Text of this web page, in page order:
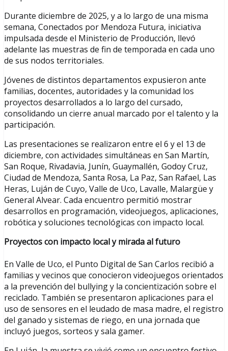
Durante diciembre de 2025, y a lo largo de una misma
semana, Conectados por Mendoza Futura, iniciativa
impulsada desde el Ministerio de Producción, llevó
adelante las muestras de fin de temporada en cada uno
de sus nodos territoriales.
Jóvenes de distintos departamentos expusieron ante
familias, docentes, autoridades y la comunidad los
proyectos desarrollados a lo largo del cursado,
consolidando un cierre anual marcado por el talento y la
participación.
Las presentaciones se realizaron entre el 6 y el 13 de
diciembre, con actividades simultáneas en San Martín,
San Roque, Rivadavia, Junín, Guaymallén, Godoy Cruz,
Ciudad de Mendoza, Santa Rosa, La Paz, San Rafael, Las
Heras, Luján de Cuyo, Valle de Uco, Lavalle, Malargüe y
General Alvear. Cada encuentro permitió mostrar
desarrollos en programación, videojuegos, aplicaciones,
robótica y soluciones tecnológicas con impacto local.
Proyectos con impacto local y mirada al futuro
En Valle de Uco, el Punto Digital de San Carlos recibió a
familias y vecinos que conocieron videojuegos orientados
a la prevención del bullying y la concientización sobre el
reciclado. También se presentaron aplicaciones para el
uso de sensores en el leudado de masa madre, el registro
del ganado y sistemas de riego, en una jornada que
incluyó juegos, sorteos y sala gamer.